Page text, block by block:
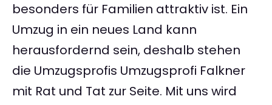
besonders für Familien attraktiv ist. Ein
Umzug in ein neues Land kann
herausfordernd sein, deshalb stehen
die Umzugsprofis Umzugsprofi Falkner
mit Rat und Tat zur Seite. Mit uns wird